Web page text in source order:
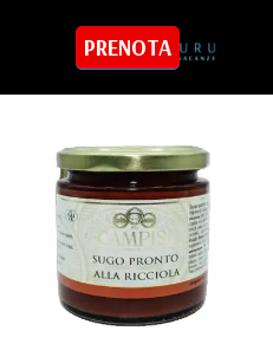
Salta menù
PRENOTA
SHOP